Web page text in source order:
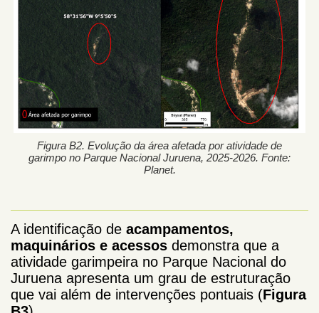
Figura B2. Evolução da área afetada por atividade de
garimpo no Parque Nacional Juruena, 2025-2026. Fonte:
Planet.
A identificação de acampamentos,
maquinários e acessos demonstra que a
atividade garimpeira no Parque Nacional do
Juruena apresenta um grau de estruturação
que vai além de intervenções pontuais (Figura